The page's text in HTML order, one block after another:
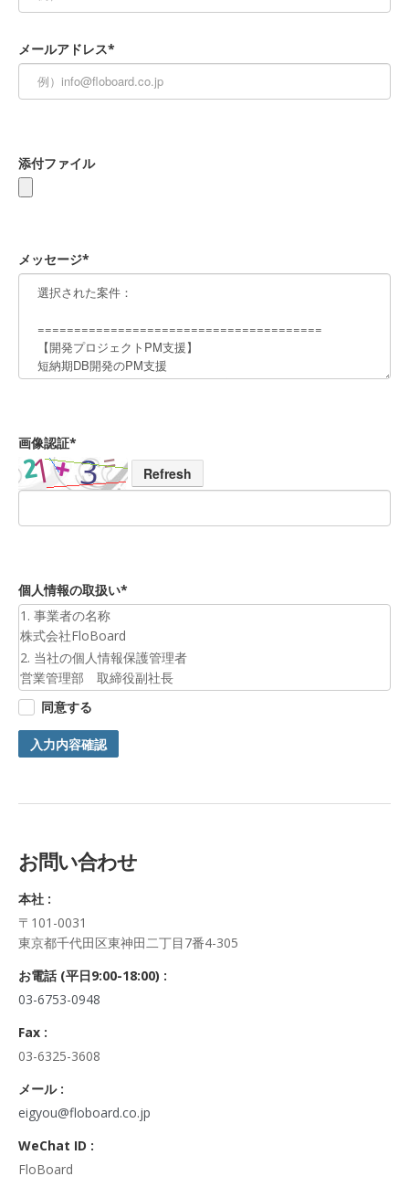
メールアドレス*
添付ファイル
メッセージ*
画像認証*
Refresh
個人情報の取扱い*
1. 事業者の名称
株式会社FloBoard
2. 当社の個人情報保護管理者
営業管理部 取締役副社長
3. 個人情報の利用目的
お預かりした個人情報は、お問合せへの対応のために利用いた
します。
4. 第三者提供について
ご入力頂く個人情報は第三者に提供しません。
正・追加・削除、利用の停止または消去、第三者への提供の停
口に申し出ることができます。
その際、弊社はご本人を確認させていただいたうえで、合理的
な期間内に対応いたします。
株式会社FloBoard 個人情報問合せ窓口
〒101-0031 東京都千代田区東神田二丁目7番4-305
メールアドレス: info@floboard.co.jp TEL: 03-6753-0948
ールデンウィークを除く)
6. 個人情報における任意性について
個人情報のご提供は、ご本人の任意です。ただし、必須項目を
ご入力頂けない場合は本フォームをご利用頂けませんので、ご
了承ください。
同意する
入力内容確認
お問い合わせ
本社 :
〒101-0031
東京都千代田区東神田二丁目7番4-305
お電話 (平日9:00-18:00) :
03-6753-0948
Fax :
03-6325-3608
メール :
eigyou@floboard.co.jp
WeChat ID :
FloBoard